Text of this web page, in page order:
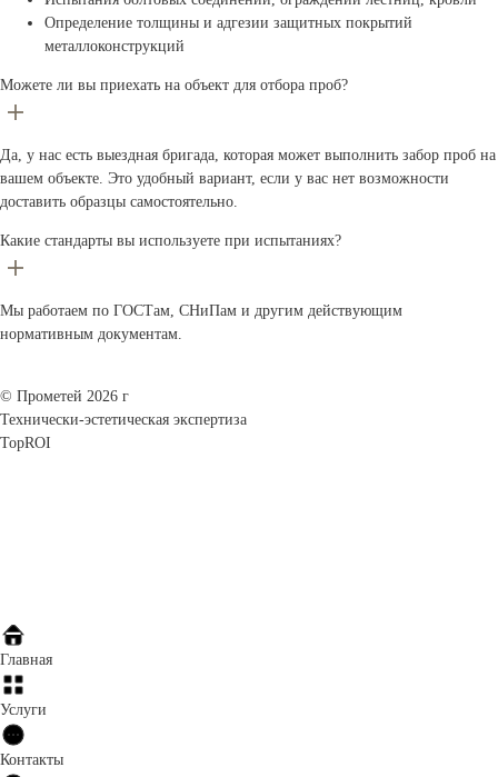
Определение толщины и адгезии защитных покрытий
металлоконструкций
Можете ли вы приехать на объект для отбора проб?
Да, у нас есть выездная бригада, которая может выполнить забор проб на
вашем объекте. Это удобный вариант, если у вас нет возможности
доставить образцы самостоятельно.
Какие стандарты вы используете при испытаниях?
Мы работаем по ГОСТам, СНиПам и другим действующим
нормативным документам.
© Прометей 2026 г
Технически-эстетическая экспертиза
TopROI
Главная
Услуги
Контакты